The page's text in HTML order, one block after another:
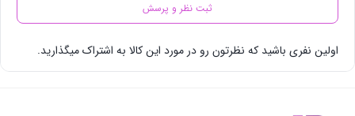
ثبت نظر و پرسش
اولین نفری باشید که نظرتون رو در مورد این کالا به اشتراک میگذارید.